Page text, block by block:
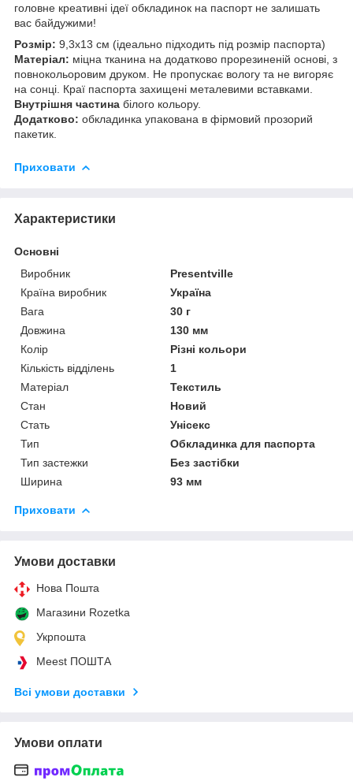
головне креативні ідеї обкладинок на паспорт не залишать
вас байдужими!
Розмір: 9,3х13 см (ідеально підходить під розмір паспорта)
Матеріал: міцна тканина на додатково прорезиненій основі, з
повнокольоровим друком. Не пропускає вологу та не вигоряє
на сонці. Краї паспорта захищені металевими вставками.
Внутрішня частина білого кольору.
Додатково: обкладинка упакована в фірмовий прозорий
пакетик.
Приховати
Характеристики
Основні
Виробник
Presentville
Країна виробник
Україна
Вага
30 г
Довжина
130 мм
Колір
Різні кольори
Кількість відділень
1
Матеріал
Текстиль
Стан
Новий
Стать
Унісекс
Тип
Обкладинка для паспорта
Тип застежки
Без застібки
Ширина
93 мм
Приховати
Умови доставки
Нова Пошта
Магазини Rozetka
Укрпошта
Meest ПОШТА
Всі умови доставки
Умови оплати